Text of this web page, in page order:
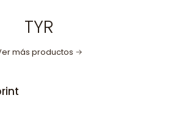
TYR
más productos